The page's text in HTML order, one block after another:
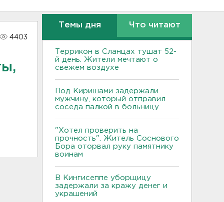
4403
Темы дня Что читают
Террикон в Сланцах тушат 52-
й день. Жители мечтают о
свежем воздухе
Под Киришами задержали
мужчину, который отправил
соседа палкой в больницу
"Хотел проверить на
прочность". Житель Соснового
Бора оторвал руку памятнику
воинам
В Кингисеппе уборщицу
задержали за кражу денег и
украшений